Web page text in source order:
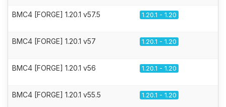
BMC4 [FORGE] 1.20.1 v57.5 1.20.1 - 1.20
BMC4 [FORGE] 1.20.1 v57 1.20.1 - 1.20
BMC4 [FORGE] 1.20.1 v56 1.20.1 - 1.20
BMC4 [FORGE] 1.20.1 v55.5 1.20.1 - 1.20